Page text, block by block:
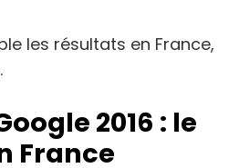
les résultats en France,
2016 : le
France